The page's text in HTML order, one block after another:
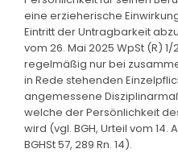
eine erzieherische
Eintritt der Untragbarkeit
vom 26. Mai 2025 WpSt (R) 1/
regelmäßig nur bei
in Rede stehenden
angemessene
welche der Persönlichkeit
wird (vgl. BGH, Urteil vom 14.
BGHSt 57, 289 Rn. 14).